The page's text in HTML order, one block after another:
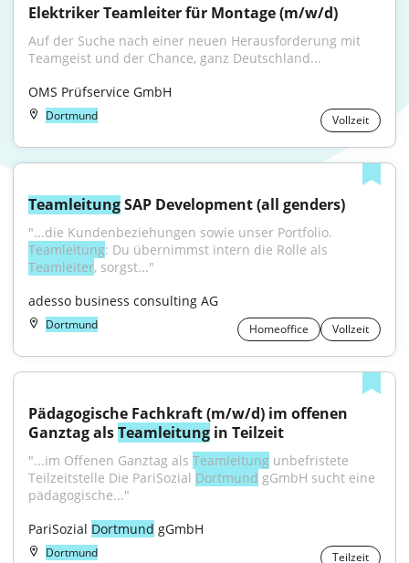
Elektriker Teamleiter für Montage (m/w/d)
Auf der Suche nach einer neuen Herausforderung mit
Teamgeist und der Chance, ganz Deutschland...
OMS Prüfservice GmbH
Dortmund Vollzeit
Teamleitung SAP Development (all genders)
Teamleitung
Teamleiter, sorgst..."
adesso business consulting AG
Dortmund Homeoffice Vollzeit
Pädagogische Fachkraft (m/w/d) im offenen
Ganztag als Teamleitung in Teilzeit
"...im Offenen Ganztag als Teamleitung unbefristete
Teilzeitstelle Die PariSozial Dortmund gGmbH sucht eine
pädagogische..."
PariSozial Dortmund gGmbH
Dortmund Teilzeit